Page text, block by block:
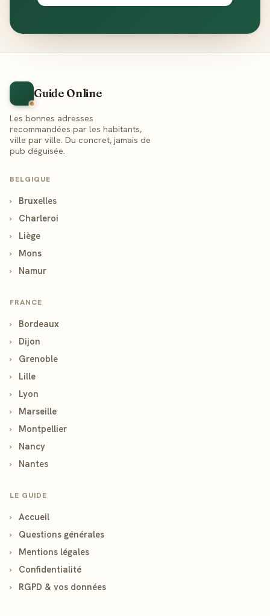
Guide Online
Les bonnes adresses
recommandées par les habitants,
ville par ville. Du concret, jamais de
pub déguisée.
BELGIQUE
›
Bruxelles
›
Charleroi
›
Liège
›
Mons
›
Namur
FRANCE
›
Bordeaux
›
Dijon
›
Grenoble
›
Lille
›
Lyon
›
Marseille
›
Montpellier
›
Nancy
›
Nantes
LE GUIDE
›
Accueil
›
Questions générales
›
Mentions légales
›
Confidentialité
›
RGPD & vos données